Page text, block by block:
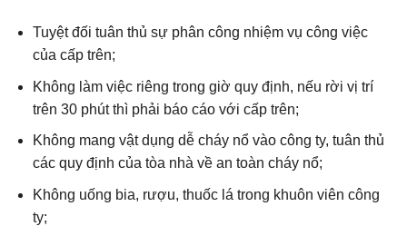
Tuyệt đối tuân thủ sự phân công nhiệm vụ công việc
của cấp trên;
Không làm việc riêng trong giờ quy định, nếu rời vị trí
trên 30 phút thì phải báo cáo với cấp trên;
Không mang vật dụng dễ cháy nổ vào công ty, tuân thủ
các quy định của tòa nhà về an toàn cháy nổ;
Không uống bia, rượu, thuốc lá trong khuôn viên công
ty;